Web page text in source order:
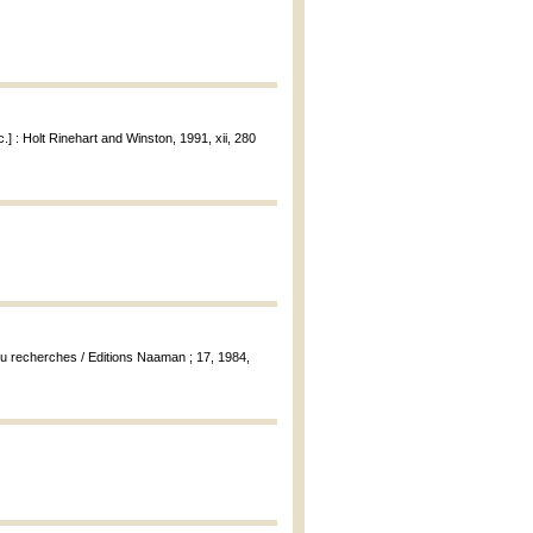
: Holt Rinehart and Winston, 1991, xii, 280
recherches / Editions Naaman ; 17, 1984,